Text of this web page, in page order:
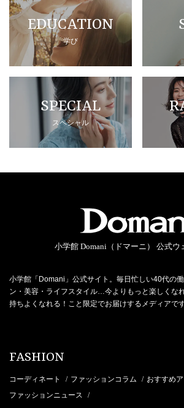
EDUCATION
学び
SPECIAL
スペシャル
小学館 Domani（ドマーニ） 公式ウ
小学館「Domani」公式サイト。毎日忙しい40代の
ン・美容・ライフスタイル…今よりもっと楽しくな
持ちよくなれる！こと限定でお届けするメディアです
FASHION
コーディネート / ファッションコラム / おすすめ
ファッションニュース /